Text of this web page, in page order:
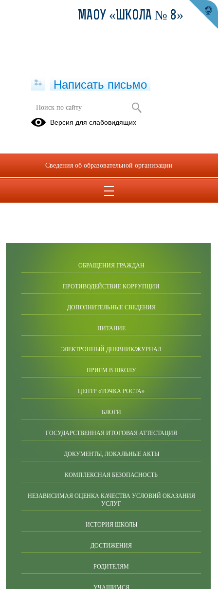
День технического творчества в
"ИГК" 15.04.2026
17.04.2026
ОБРАЩЕНИЯ ГРАЖДАН
ПРОТИВОДЕЙСТВИЕ КОРРУПЦИИ
ДОПОЛНИТЕЛЬНЫЕ СВЕДЕНИЯ
ПИТАНИЕ
ЭЛЕКТРОННЫЙ ДНЕВНИК/ЖУРНАЛ
ПРИЕМ В ШКОЛУ
ЦЕНТР «ТОЧКА РОСТА»
БЛОГИ
ГОСУДАРСТВЕННАЯ ИТОГОВАЯ АТТЕСТАЦИЯ
ДОКУМЕНТЫ, ЛОКАЛЬНЫЕ АКТЫ
КОМПЛЕКСНАЯ БЕЗОПАСНОСТЬ
НЕЗАВИСИМАЯ ОЦЕНКА КАЧЕСТВА УСЛОВИЙ ОКАЗАНИЯ
УСЛУГ
ИСТОРИЯ ШКОЛЫ
ДОСТИЖЕНИЯ
РОДИТЕЛЯМ
УЧАЩИМСЯ
МАОУ «ШКОЛА № 8»
Написать письмо
Версия для слабовидящих
Сведения об образовательной организации